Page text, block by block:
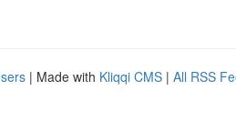
| Made with Kliqqi CMS | All RSS